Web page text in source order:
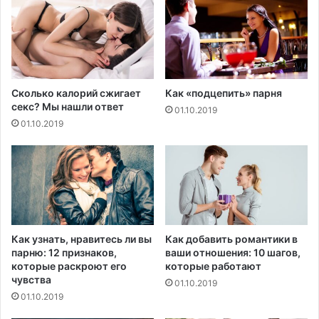
з
а
р
а
б
о
т
н
ю
п
л
а
т
д
л
с
я
я
ж
н
щ
и
н
а
з
Ф
л
р
ы
и
з
Сколько калорий сжигает
секс? Мы нашли ответ
01.10.2019
Как «подцепить» парня
01.10.2019
Как узнать, нравитесь ли вы
парню: 12 признаков,
которые раскроют его
чувства
01.10.2019
Как добавить романтики в
ваши отношения: 10 шагов,
которые работают
01.10.2019